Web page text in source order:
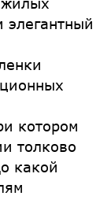
котором
толково
какой